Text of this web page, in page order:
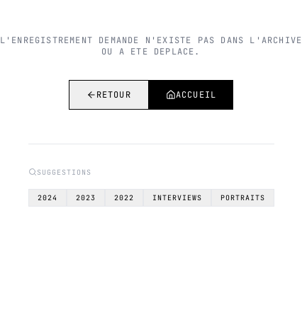
L'ENREGISTREMENT DEMANDE N'EXISTE PAS DANS L'ARCHIVE
OU A ETE DEPLACE.
RETOUR ACCUEIL
SUGGESTIONS
2024 2023 2022 INTERVIEWS PORTRAITS